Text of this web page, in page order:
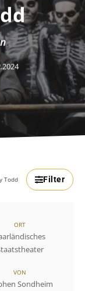
Todd Filter
ORT
VON
Sondheim